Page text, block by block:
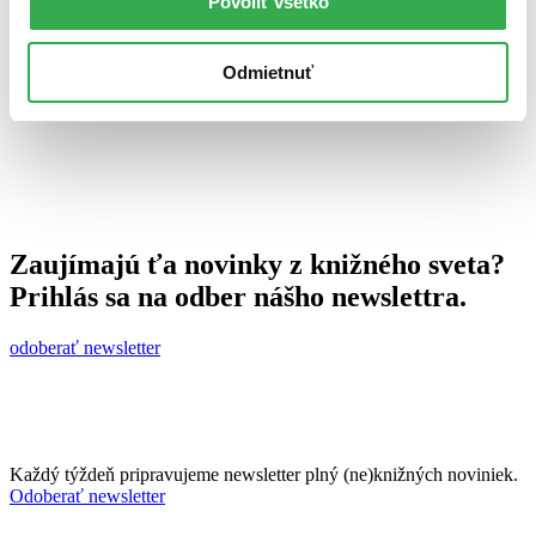
Odmietnuť
Zaujímajú ťa novinky z knižného sveta?
Prihlás sa na odber nášho newslettra.
odoberať newsletter
Každý týždeň pripravujeme newsletter plný (ne)knižných noviniek.
Odoberať newsletter